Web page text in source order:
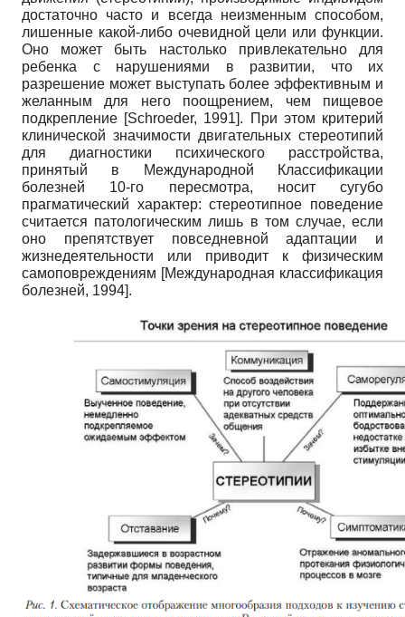
достаточно часто и всегда неизменным способом,
лишенные какой-либо очевидной цели или функции.
Оно может быть настолько привлекательно для
ребенка с нарушениями в развитии, что их
разрешение может выступать более эффективным и
желанным для него поощрением, чем пищевое
подкрепление [Schroeder, 1991]. При этом критерий
клинической значимости двигательных стереотипий
для диагностики психического расстройства,
принятый в Международной Классификации
болезней 10-го пересмотра, носит сугубо
прагматический характер: стереотипное поведение
считается патологическим лишь в том случае, если
оно препятствует повседневной адаптации и
жизнедеятельности или приводит к физическим
самоповреждениям [Международная классификация
болезней, 1994].